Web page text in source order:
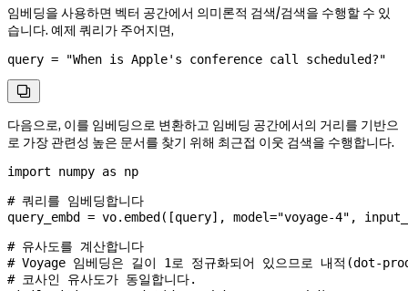
임베딩을 사용하면 벡터 공간에서 의미론적 검색/검색을 수행할 수 있
습니다. 예제 쿼리가 주어지면,
query = "When is Apple's conference call scheduled?"

다음으로, 이를 임베딩으로 변환하고 임베딩 공간에서의 거리를 기반으
로 가장 관련성 높은 문서를 찾기 위해 최근접 이웃 검색을 수행합니다.
import numpy as np
# 쿼리를 임베딩합니다
query_embd = vo.embed([query], model="voyage-4" ,
# 유사도를 계산합니다
# Voyage 임베딩은 길이 1로 정규화되어 있으므로 내적(dot-
# 코사인 유사도가 동일합니다.